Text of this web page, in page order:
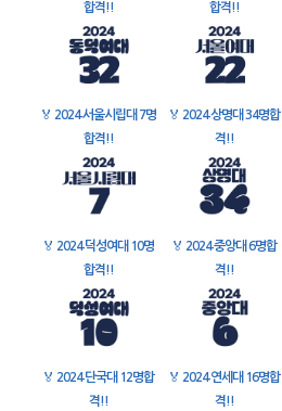
합격!!
합격!!
🏅 2024 서울시립대 7명
합격!!
🏅 2024 상명대 34명합
격!!
🏅 2024 덕성여대 10명
합격!!
🏅 2024 중앙대 6명합
격!!
🏅 2024 단국대 12명합
격!!
🏅 2024 연세대 16명합
격!!